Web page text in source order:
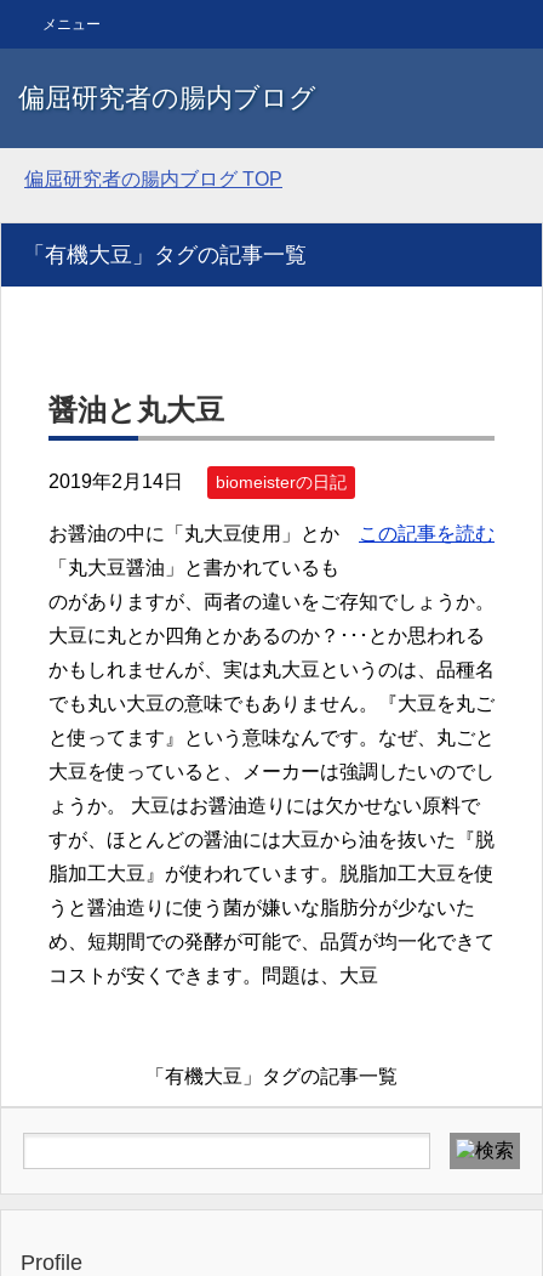
偏屈研究者の腸内ブログ
メニュー
偏屈研究者の腸内ブログ TOP
「有機大豆」タグの記事一覧
醤油と丸大豆
2019年2月14日 biomeisterの日記
この記事を読む
お醤油の中に「丸大豆使用」とか
「丸大豆醤油」と書かれているも
のがありますが、両者の違いをご存知でしょうか。
大豆に丸とか四角とかあるのか？･･･とか思われる
かもしれませんが、実は丸大豆というのは、品種名
でも丸い大豆の意味でもありません。『大豆を丸ご
と使ってます』という意味なんです。なぜ、丸ごと
大豆を使っていると、メーカーは強調したいのでし
ょうか。 大豆はお醤油造りには欠かせない原料で
すが、ほとんどの醤油には大豆から油を抜いた『脱
脂加工大豆』が使われています。脱脂加工大豆を使
うと醤油造りに使う菌が嫌いな脂肪分が少ないた
め、短期間での発酵が可能で、品質が均一化できて
コストが安くできます。問題は、大豆
「有機大豆」タグの記事一覧
Profile